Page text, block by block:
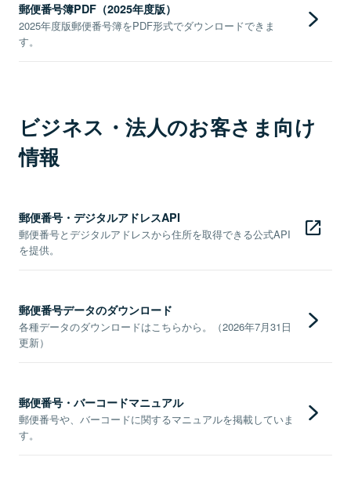
郵便番号簿PDF（2025年度版）
2025年度版郵便番号簿をPDF形式でダウンロードできま
す。
ビジネス・法人のお客さま向け
情報
郵便番号・デジタルアドレスAPI
郵便番号とデジタルアドレスから住所を取得できる公式API
を提供。
郵便番号データのダウンロード
各種データのダウンロードはこちらから。（2026年7月31日
更新）
郵便番号・バーコードマニュアル
郵便番号や、バーコードに関するマニュアルを掲載していま
す。